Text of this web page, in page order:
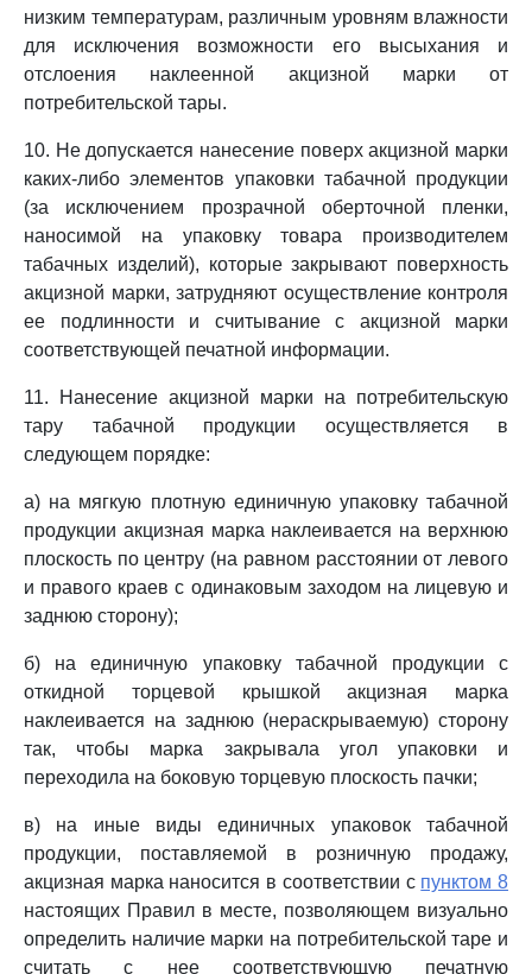
низким температурам, различным уровням влажности
для исключения возможности его высыхания и
отслоения наклеенной акцизной марки от
потребительской тары.
10. Не допускается нанесение поверх акцизной марки
каких-либо элементов упаковки табачной продукции
(за исключением прозрачной оберточной пленки,
наносимой на упаковку товара производителем
табачных изделий), которые закрывают поверхность
акцизной марки, затрудняют осуществление контроля
ее подлинности и считывание с акцизной марки
соответствующей печатной информации.
11. Нанесение акцизной марки на потребительскую
тару табачной продукции осуществляется в
следующем порядке:
а) на мягкую плотную единичную упаковку табачной
продукции акцизная марка наклеивается на верхнюю
плоскость по центру (на равном расстоянии от левого
и правого краев с одинаковым заходом на лицевую и
заднюю сторону);
б) на единичную упаковку табачной продукции с
откидной торцевой крышкой акцизная марка
наклеивается на заднюю (нераскрываемую) сторону
так, чтобы марка закрывала угол упаковки и
переходила на боковую торцевую плоскость пачки;
в) на иные виды единичных упаковок табачной
продукции, поставляемой в розничную продажу,
акцизная марка наносится в соответствии с пунктом 8
настоящих Правил в месте, позволяющем визуально
определить наличие марки на потребительской таре и
считать с нее соответствующую печатную